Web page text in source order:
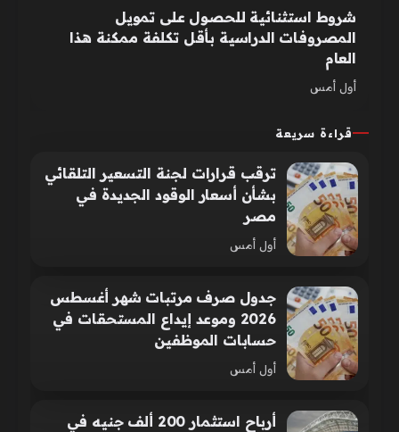
شروط استثنائية للحصول على تمويل
المصروفات الدراسية بأقل تكلفة ممكنة هذا
العام
أول أمس
قراءة سريعة
ترقب قرارات لجنة التسعير التلقائي
بشأن أسعار الوقود الجديدة في
مصر
أول أمس
جدول صرف مرتبات شهر أغسطس
2026 وموعد إيداع المستحقات في
حسابات الموظفين
أول أمس
أرباح استثمار 200 ألف جنيه في